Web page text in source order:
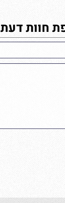
חוות דעת